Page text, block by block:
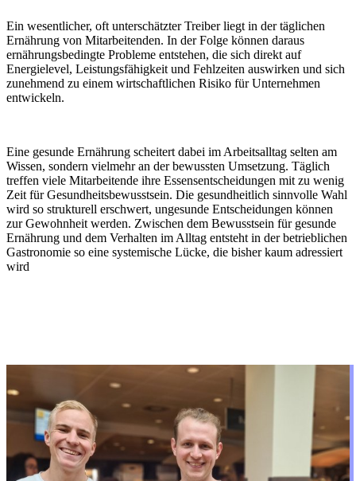
Ein wesentlicher, oft unterschätzter Treiber liegt in der täglichen
Ernährung von Mitarbeitenden. In der Folge können daraus
ernährungsbedingte Probleme entstehen, die sich direkt auf
Energielevel, Leistungsfähigkeit und Fehlzeiten auswirken und sich
zunehmend zu einem wirtschaftlichen Risiko für Unternehmen
entwickeln.
Eine gesunde Ernährung scheitert dabei im Arbeitsalltag selten am
Wissen, sondern vielmehr an der bewussten Umsetzung. Täglich
treffen viele Mitarbeitende ihre Essensentscheidungen mit zu wenig
Zeit für Gesundheitsbewusstsein. Die gesundheitlich sinnvolle Wahl
wird so strukturell erschwert, ungesunde Entscheidungen können
zur Gewohnheit werden. Zwischen dem Bewusstsein für gesunde
Ernährung und dem Verhalten im Alltag entsteht in der betrieblichen
Gastronomie so eine systemische Lücke, die bisher kaum adressiert
wird